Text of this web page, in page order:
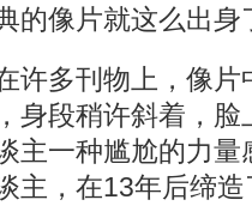
的像片就这么出身
许多刊物上，像
身段稍许斜着，
主一种尴尬的力
主，在13年后缔